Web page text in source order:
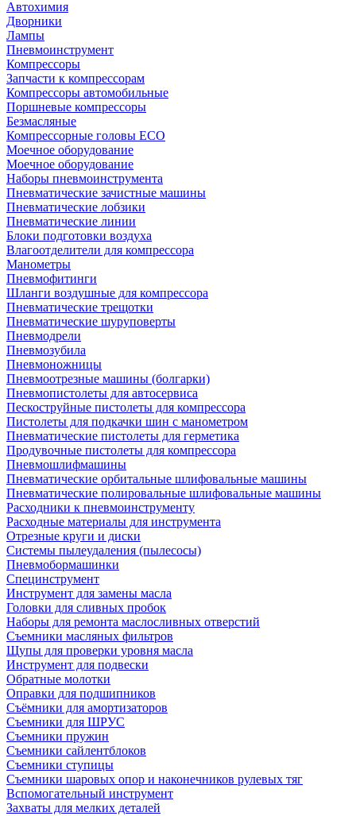
Автохимия
Дворники
Лампы
Пневмоинструмент
Компрессоры
Запчасти к компрессорам
Компрессоры автомобильные
Поршневые компрессоры
Безмасляные
Компрессорные головы ECO
Моечное оборудование
Моечное оборудование
Наборы пневмоинструмента
Пневматические зачистные машины
Пневматические лобзики
Пневматические линии
Блоки подготовки воздуха
Влагоотделители для компрессора
Манометры
Пневмофитинги
Шланги воздушные для компрессора
Пневматические трещотки
Пневматические шуруповерты
Пневмодрели
Пневмозубила
Пневмоножницы
Пневмоотрезные машины (болгарки)
Пневмопистолеты для автосервиса
Пескоструйные пистолеты для компрессора
Пистолеты для подкачки шин с манометром
Пневматические пистолеты для герметика
Продувочные пистолеты для компрессора
Пневмошлифмашины
Пневматические орбитальные шлифовальные машины
Пневматические полировальные шлифовальные машины
Расходники к пневмоинструменту
Расходные материалы для инструмента
Отрезные круги и диски
Системы пылеудаления (пылесосы)
Пневмобормашинки
Специнструмент
Инструмент для замены масла
Головки для сливных пробок
Наборы для ремонта маслосливных отверстий
Съемники масляных фильтров
Щупы для проверки уровня масла
Инструмент для подвески
Обратные молотки
Оправки для подшипников
Съёмники для амортизаторов
Съемники для ШРУС
Съемники пружин
Съемники сайлентблоков
Съемники ступицы
Съемники шаровых опор и наконечников рулевых тяг
Вспомогательный инструмент
Захваты для мелких деталей